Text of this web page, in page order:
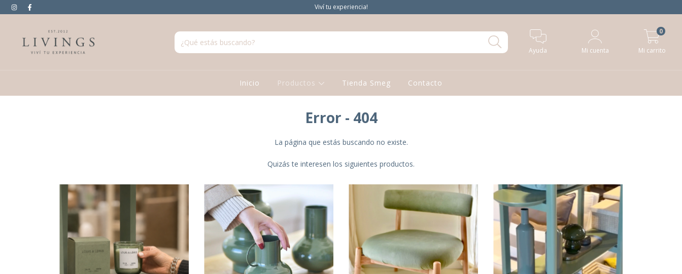
Viví tu experiencia!
Ayuda Mi cuenta Mi carrito
0
Inicio Productos Tienda Smeg Contacto
Error - 404
La página que estás buscando no existe.
Quizás te interesen los siguientes productos.